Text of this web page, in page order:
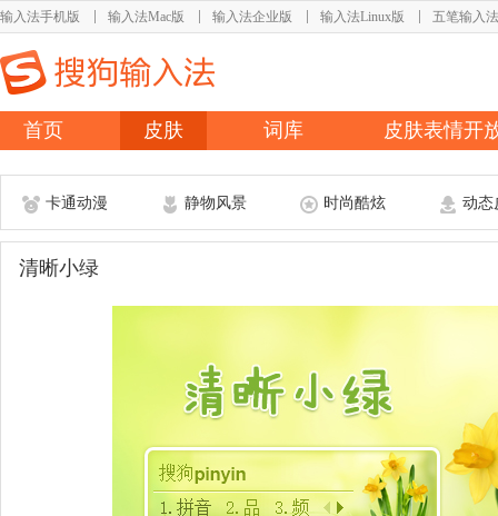
输入法手机版 输入法Mac版 输入法企业版 输入法Linux版 五笔输入法
首页 皮肤 词库 皮肤表情开
卡通动漫 静物风景 时尚酷炫 动态
清晰小绿